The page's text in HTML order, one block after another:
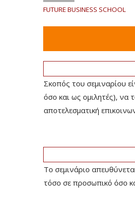
FUTURE BUSINESS SCHOOL
Σκοπός του σεμιναρίου
όσο και ως ομιλητές), να
αποτελεσματική
Το σεμινάριο
τόσο σε προσωπικό όσο